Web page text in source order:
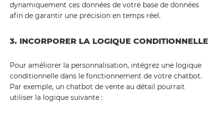
dynamiquement ces données de votre base de données
afin de garantir une précision en temps réel.
3. INCORPORER LA LOGIQUE CONDITIONNELLE
Pour améliorer la personnalisation, intégrez une logique
conditionnelle dans le fonctionnement de votre chatbot.
Par exemple, un chatbot de vente au détail pourrait
utiliser la logique suivante :